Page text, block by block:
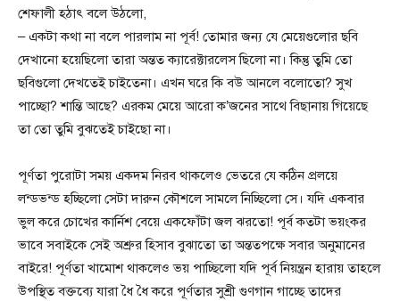
শেফালী হঠাৎ বলে উঠলো,
– একটা কথা না বলে পারলাম না পূর্ব! তোমার জন্য যে মেয়েগুলোর ছবি
দেখানো হয়েছিলো তারা অন্তত ক্যারেক্টারলেস ছিলো না। কিন্তু তুমি তো
ছবিগুলো দেখতেই চাইতেনা। এখন ঘরে কি বউ আনলে বলোতো? সুখ
পাচ্ছো? শান্তি আছে? এরকম মেয়ে আরো ক’জনের সাথে বিছানায় গিয়েছে
তা তো তুমি বুঝতেই চাইছো না।
পূর্ণতা পুরোটা সময় একদম নিরব থাকলেও ভেতরে যে কঠিন প্রলয়ে
লন্ডভন্ড হচ্ছিলো সেটা দারুন কৌশলে সামলে নিচ্ছিলো সে। যদি একবার
ভুল করে চোখের কার্নিশ বেয়ে একফোঁটা জল ঝরতো! পূর্ব কতটা ভয়ংকর
ভাবে সবাইকে সেই অশ্রুর হিসাব বুঝাতো তা অন্ততপক্ষে সবার অনুমানের
বাইরে! পূর্ণতা খামোশ থাকলেও ভয় পাচ্ছিলো যদি পূর্ব নিয়ন্ত্রন হারায় তাহলে
উপস্থিত বক্তব্যে যারা ধৈ ধৈ করে পূর্ণতার সুশ্রী গুণগান গাচ্ছে তাদের